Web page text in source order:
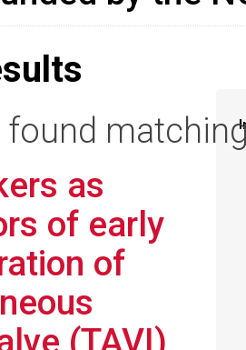
as
of early
of
(TAVI)